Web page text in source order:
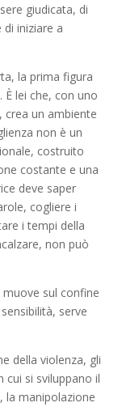
giudicata, di
iniziare a
la prima figura
È lei che, con uno
crea un ambiente
non è un
costruito
costante e una
deve saper
cogliere i
i tempi della
non può
sul confine
serve
della violenza, gli
cui si sviluppano il
la manipolazione